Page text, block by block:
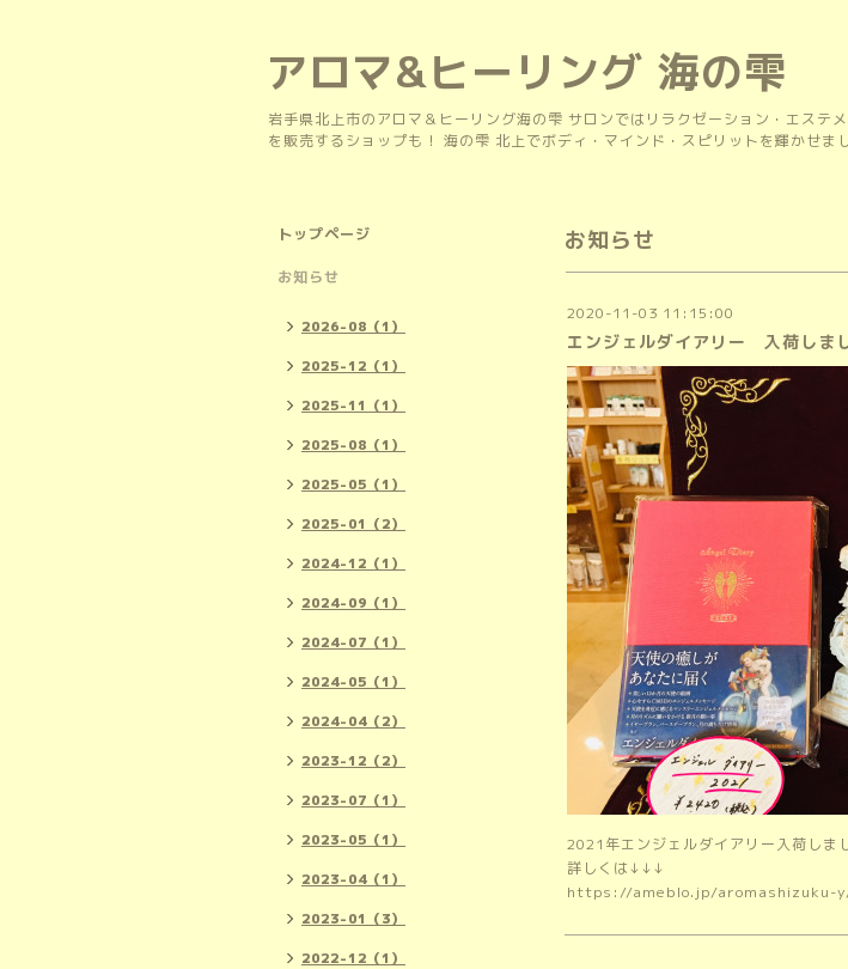
アロマ&ヒーリング 海の雫
岩手県北上市のアロマ＆ヒーリング海の雫 サロンではリラクゼーション・エステ
を販売するショップも！ 海の雫 北上でボディ・マインド・スピリットを輝かせま
お知らせ
2020-11-03 11:15:00
エンジェルダイアリー 入荷しま
2021年エンジェルダイアリー入荷しま
詳しくは↓↓↓
https://ameblo.jp/aromashizuku-
トップページ
お知らせ
2026-08（1）
2025-12（1）
2025-11（1）
2025-08（1）
2025-05（1）
2025-01（2）
2024-12（1）
2024-09（1）
2024-07（1）
2024-05（1）
2024-04（2）
2023-12（2）
2023-07（1）
2023-05（1）
2023-04（1）
2023-01（3）
2022-12（1）